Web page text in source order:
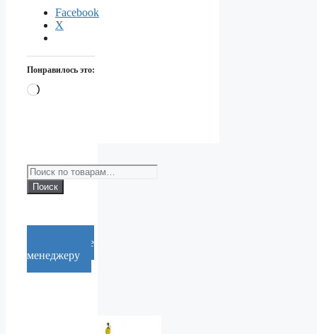
Facebook
X
Понравилось это:
Загрузка…
Искать:
Поиск
Cообщение
менеджеру